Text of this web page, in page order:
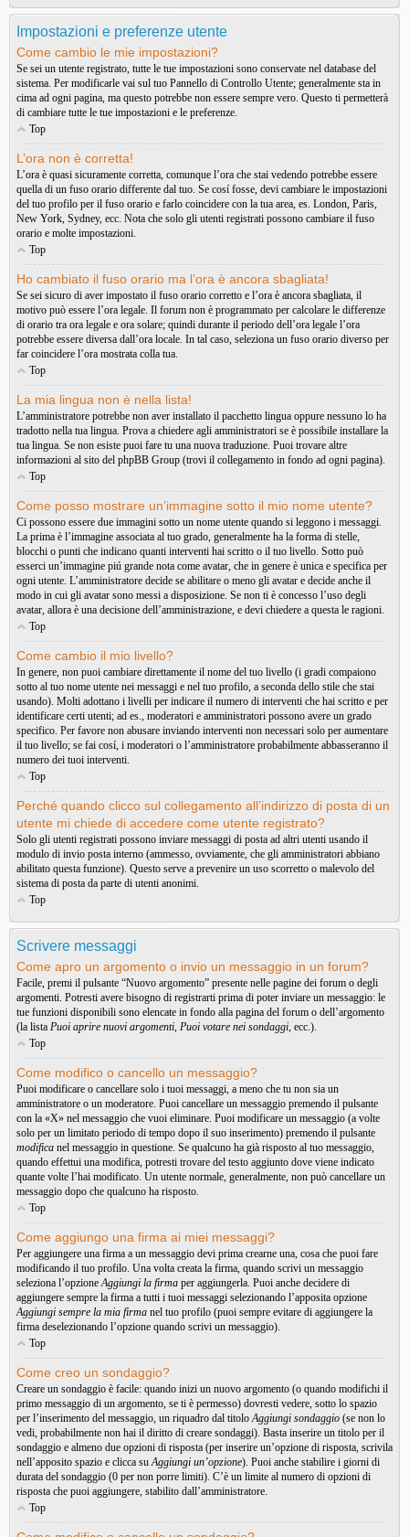
Impostazioni e preferenze utente
Come cambio le mie impostazioni?
Se sei un utente registrato, tutte le tue impostazioni sono conservate nel database del
sistema. Per modificarle vai sul tuo Pannello di Controllo Utente; generalmente sta in
cima ad ogni pagina, ma questo potrebbe non essere sempre vero. Questo ti permetterà
di cambiare tutte le tue impostazioni e le preferenze.
Top
L’ora non è corretta!
L’ora è quasi sicuramente corretta, comunque l’ora che stai vedendo potrebbe essere
quella di un fuso orario differente dal tuo. Se cosí fosse, devi cambiare le impostazioni
del tuo profilo per il fuso orario e farlo coincidere con la tua area, es. London, Paris,
New York, Sydney, ecc. Nota che solo gli utenti registrati possono cambiare il fuso
orario e molte impostazioni.
Top
Ho cambiato il fuso orario ma l’ora è ancora sbagliata!
Se sei sicuro di aver impostato il fuso orario corretto e l’ora è ancora sbagliata, il
motivo può essere l’ora legale. Il forum non è programmato per calcolare le differenze
di orario tra ora legale e ora solare; quindi durante il periodo dell’ora legale l’ora
potrebbe essere diversa dall’ora locale. In tal caso, seleziona un fuso orario diverso per
far coincidere l’ora mostrata colla tua.
Top
La mia lingua non è nella lista!
L’amministratore potrebbe non aver installato il pacchetto lingua oppure nessuno lo ha
tradotto nella tua lingua. Prova a chiedere agli amministratori se è possibile installare la
tua lingua. Se non esiste puoi fare tu una nuova traduzione. Puoi trovare altre
informazioni al sito del phpBB Group (trovi il collegamento in fondo ad ogni pagina).
Top
Come posso mostrare un’immagine sotto il mio nome utente?
Ci possono essere due immagini sotto un nome utente quando si leggono i messaggi.
La prima è l’immagine associata al tuo grado, generalmente ha la forma di stelle,
blocchi o punti che indicano quanti interventi hai scritto o il tuo livello. Sotto può
esserci un’immagine piú grande nota come avatar, che in genere è unica e specifica per
ogni utente. L’amministratore decide se abilitare o meno gli avatar e decide anche il
modo in cui gli avatar sono messi a disposizione. Se non ti è concesso l’uso degli
avatar, allora è una decisione dell’amministrazione, e devi chiedere a questa le ragioni.
Top
Come cambio il mio livello?
In genere, non puoi cambiare direttamente il nome del tuo livello (i gradi compaiono
sotto al tuo nome utente nei messaggi e nel tuo profilo, a seconda dello stile che stai
usando). Molti adottano i livelli per indicare il numero di interventi che hai scritto e per
identificare certi utenti; ad es., moderatori e amministratori possono avere un grado
specifico. Per favore non abusare inviando interventi non necessari solo per aumentare
il tuo livello; se fai cosí, i moderatori o l’amministratore probabilmente abbasseranno il
numero dei tuoi interventi.
Top
Perché quando clicco sul collegamento all’indirizzo di posta di un
utente mi chiede di accedere come utente registrato?
Solo gli utenti registrati possono inviare messaggi di posta ad altri utenti usando il
modulo di invio posta interno (ammesso, ovviamente, che gli amministratori abbiano
abilitato questa funzione). Questo serve a prevenire un uso scorretto o malevolo del
sistema di posta da parte di utenti anonimi.
Top
Scrivere messaggi
Come apro un argomento o invio un messaggio in un forum?
Facile, premi il pulsante “Nuovo argomento” presente nelle pagine dei forum o degli
argomenti. Potresti avere bisogno di registrarti prima di poter inviare un messaggio: le
tue funzioni disponibili sono elencate in fondo alla pagina del forum o dell’argomento
(la lista Puoi aprire nuovi argomenti, Puoi votare nei sondaggi, ecc.).
Top
Come modifico o cancello un messaggio?
Puoi modificare o cancellare solo i tuoi messaggi, a meno che tu non sia un
amministratore o un moderatore. Puoi cancellare un messaggio premendo il pulsante
con la «X» nel messaggio che vuoi eliminare. Puoi modificare un messaggio (a volte
solo per un limitato periodo di tempo dopo il suo inserimento) premendo il pulsante
modifica nel messaggio in questione. Se qualcuno ha già risposto al tuo messaggio,
quando effettui una modifica, potresti trovare del testo aggiunto dove viene indicato
quante volte l’hai modificato. Un utente normale, generalmente, non può cancellare un
messaggio dopo che qualcuno ha risposto.
Top
Come aggiungo una firma ai miei messaggi?
Per aggiungere una firma a un messaggio devi prima crearne una, cosa che puoi fare
modificando il tuo profilo. Una volta creata la firma, quando scrivi un messaggio
seleziona l’opzioneAggiungi la firma per aggiungerla. Puoi anche decidere di
aggiungere sempre la firma a tutti i tuoi messaggi selezionando l’apposita opzione
Aggiungi sempre la mia firma nel tuo profilo (puoi sempre evitare di aggiungere la
firma deselezionando l’opzione quando scrivi un messaggio).
Top
Come creo un sondaggio?
Creare un sondaggio è facile: quando inizi un nuovo argomento (o quando modifichi il
primo messaggio di un argomento, se ti è permesso) dovresti vedere, sotto lo spazio
per l’inserimento del messaggio, un riquadro dal titoloAggiungi sondaggio (se non lo
vedi, probabilmente non hai il diritto di creare sondaggi). Basta inserire un titolo per il
sondaggio e almeno due opzioni di risposta (per inserire un’opzione di risposta, scrivila
nell’apposito spazio e clicca suAggiungi un’opzione). Puoi anche stabilire i giorni di
durata del sondaggio (0 per non porre limiti). C’è un limite al numero di opzioni di
risposta che puoi aggiungere, stabilito dall’amministratore.
Top